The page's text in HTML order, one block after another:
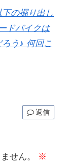
の掘り出し
ドバイクは
う♪ 何回こ
返信
せん。
※